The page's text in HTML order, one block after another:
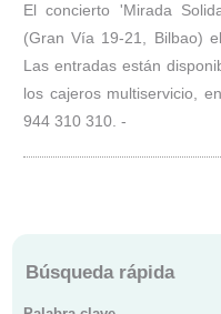
El concierto 'Mirada
(Gran Vía 19-21, Bilbao)
Las entradas están
los cajeros multiservicio,
944 310 310. -
Búsqueda rápida